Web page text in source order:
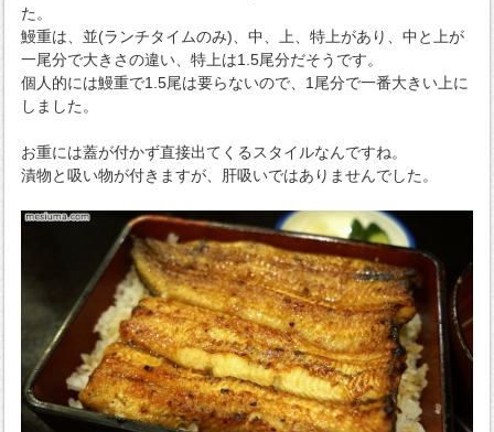
た。
鰻重は、並(ランチタイムのみ)、中、上、特上があり、中と上が
一尾分で大きさの違い、特上は1.5尾分だそうです。
個人的には鰻重で1.5尾は要らないので、1尾分で一番大きい上に
しました。
お重には蓋が付かず直接出てくるスタイルなんですね。
漬物と吸い物が付きますが、肝吸いではありませんでした。